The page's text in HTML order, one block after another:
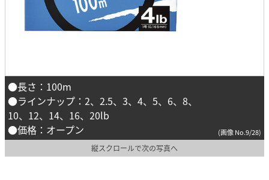
●長さ：100m
●ラインナップ：2、2.5、3、4、5、6、8、
10、12、14、16、20lb
●価格：オープン
(画像 No.9/28)
縦スクロールで次の写真へ